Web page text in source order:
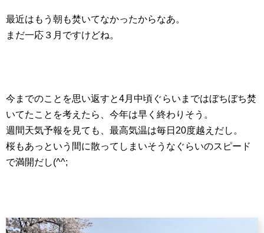
最近はもう朝も焚いてなかったからなあ。
まだ一応３月ですけどね。
今までのことを思い返すと4月中頃ぐらいまではぼちぼち焚
いてたことを考えたら、今年は早く終わりそう。
週間天気予報を見ても、最高気温は毎日20度越えだし。
桜もあっという間に散ってしまいそうなぐらいのスピード
で満開だし(^^;